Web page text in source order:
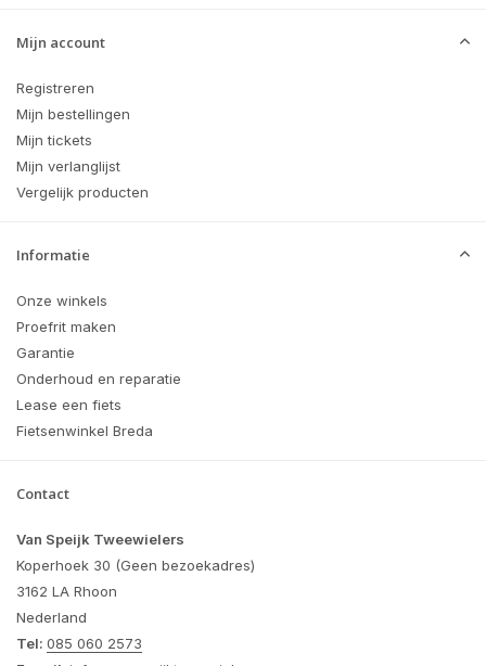
Mijn account
Registreren
Mijn bestellingen
Mijn tickets
Mijn verlanglijst
Vergelijk producten
Informatie
Onze winkels
Proefrit maken
Garantie
Onderhoud en reparatie
Lease een fiets
Fietsenwinkel Breda
Contact
Van Speijk Tweewielers
Koperhoek 30 (Geen bezoekadres)
3162 LA Rhoon
Nederland
Tel: 085 060 2573